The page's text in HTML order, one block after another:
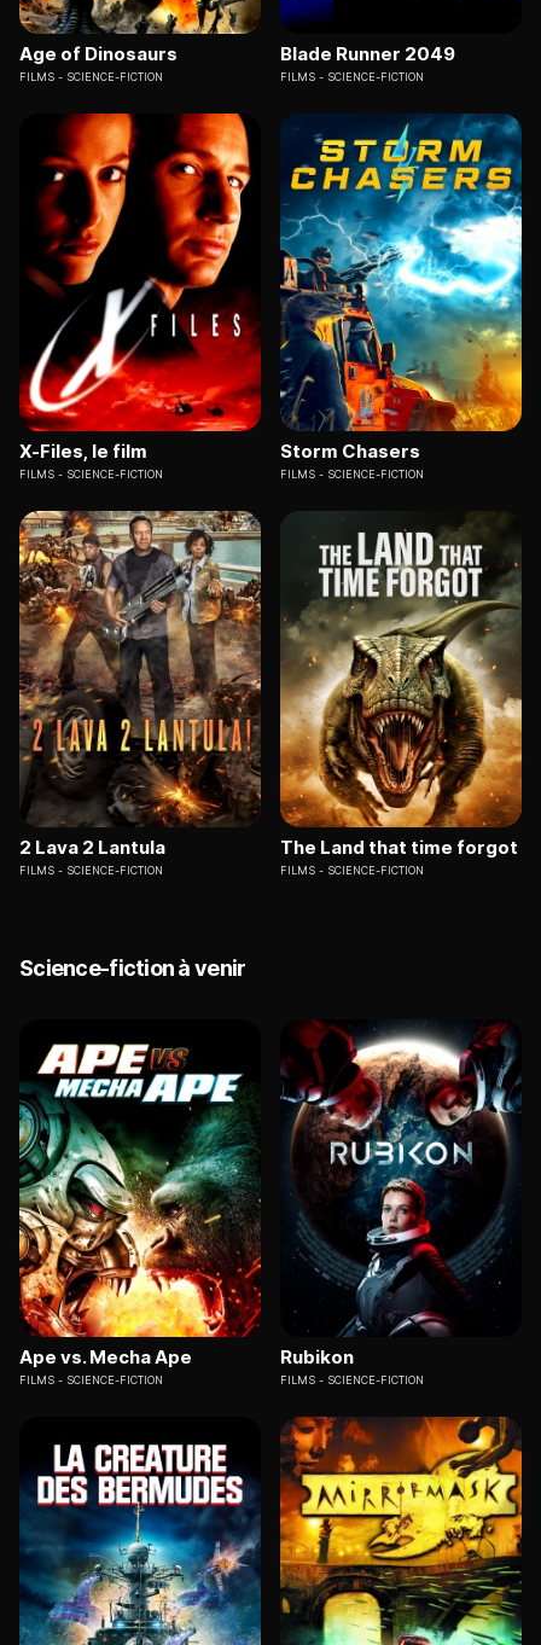
Age of Dinosaurs
FILMS SCIENCE-FICTION
Blade Runner 2049
FILMS SCIENCE-FICTION
X-Files, le film
FILMS SCIENCE-FICTION
Storm Chasers
FILMS SCIENCE-FICTION
2 Lava 2 Lantula
FILMS SCIENCE-FICTION
The Land that time forgot
FILMS SCIENCE-FICTION
Science-fiction à venir
Ape vs. Mecha Ape
FILMS SCIENCE-FICTION
Rubikon
FILMS SCIENCE-FICTION